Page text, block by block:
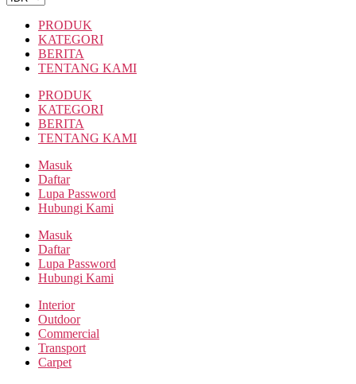
PRODUK
KATEGORI
BERITA
TENTANG KAMI
PRODUK
KATEGORI
BERITA
TENTANG KAMI
Masuk
Daftar
Lupa Password
Hubungi Kami
Masuk
Daftar
Lupa Password
Hubungi Kami
Interior
Outdoor
Commercial
Transport
Carpet